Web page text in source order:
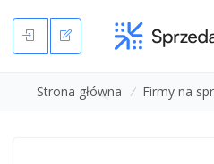
Strona główna / Firmy na